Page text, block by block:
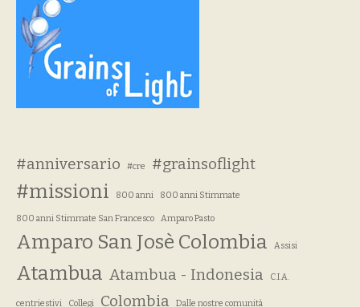
#anniversario #cre #grainsoflight
#missioni 800 anni 800 anni Stimmate
800 anni Stimmate San Francesco Amparo Pasto
Amparo San Josè Colombia Assisi
Atambua Atambua - Indonesia C.I.A.
centriestivi Collegi Colombia
Dalle nostre comunità